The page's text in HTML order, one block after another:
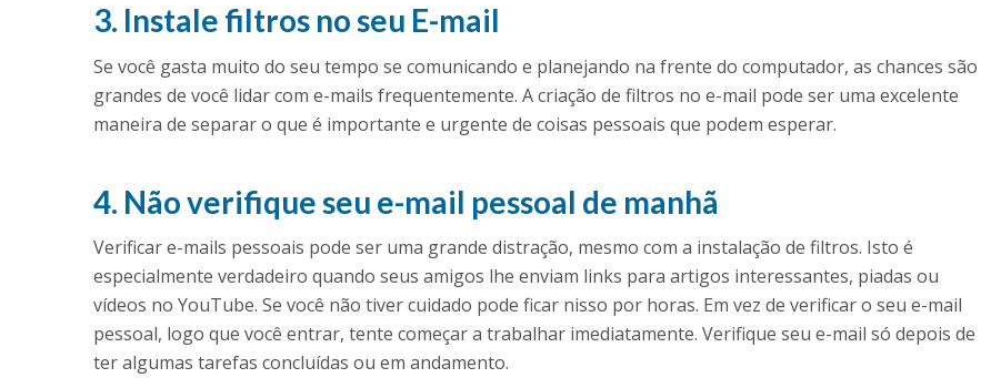
3. Instale filtros no seu E-mail
Se você gasta muito do seu tempo se comunicando e planejando na frente do computador, as chances são
grandes de você lidar com e-mails frequentemente. A criação de filtros no e-mail pode ser uma excelente
maneira de separar o que é importante e urgente de coisas pessoais que podem esperar.
4. Não verifique seu e-mail pessoal de manhã
Verificar e-mails pessoais pode ser uma grande distração, mesmo com a instalação de filtros. Isto é
especialmente verdadeiro quando seus amigos lhe enviam links para artigos interessantes, piadas ou
vídeos no YouTube. Se você não tiver cuidado pode ficar nisso por horas. Em vez de verificar o seu e-mail
pessoal, logo que você entrar, tente começar a trabalhar imediatamente. Verifique seu e-mail só depois de
ter algumas tarefas concluídas ou em andamento.